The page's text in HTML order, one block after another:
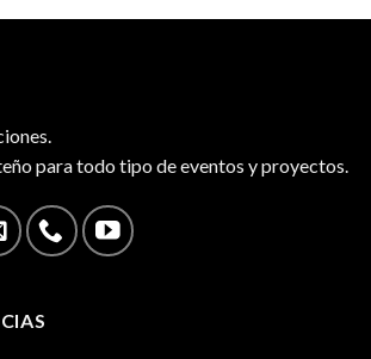
para todo tipo de eventos y proyectos.